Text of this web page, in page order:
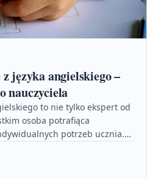
języka angielskiego –
nauczyciela
to nie tylko ekspert od
osoba potrafiąca
potrzeb ucznia.